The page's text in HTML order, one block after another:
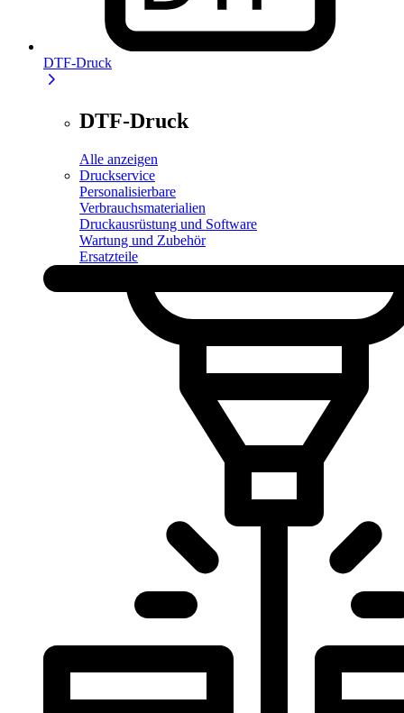
DTF-Druck
DTF-Druck
Alle anzeigen
Druckservice
Personalisierbare
Verbrauchsmaterialien
Druckausrüstung und Software
Wartung und Zubehör
Ersatzteile